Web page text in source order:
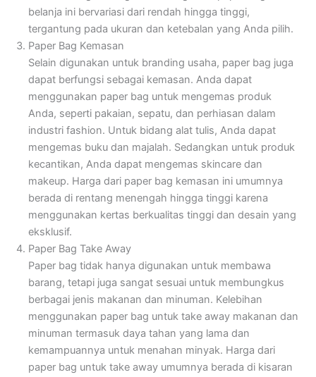
belanja ini bervariasi dari rendah hingga tinggi,
tergantung pada ukuran dan ketebalan yang Anda pilih.
Paper Bag Kemasan
Selain digunakan untuk branding usaha, paper bag juga
dapat berfungsi sebagai kemasan. Anda dapat
menggunakan paper bag untuk mengemas produk
Anda, seperti pakaian, sepatu, dan perhiasan dalam
industri fashion. Untuk bidang alat tulis, Anda dapat
mengemas buku dan majalah. Sedangkan untuk produk
kecantikan, Anda dapat mengemas skincare dan
makeup. Harga dari paper bag kemasan ini umumnya
berada di rentang menengah hingga tinggi karena
menggunakan kertas berkualitas tinggi dan desain yang
eksklusif.
Paper Bag Take Away
Paper bag tidak hanya digunakan untuk membawa
barang, tetapi juga sangat sesuai untuk membungkus
berbagai jenis makanan dan minuman. Kelebihan
menggunakan paper bag untuk take away makanan dan
minuman termasuk daya tahan yang lama dan
kemampuannya untuk menahan minyak. Harga dari
paper bag untuk take away umumnya berada di kisaran